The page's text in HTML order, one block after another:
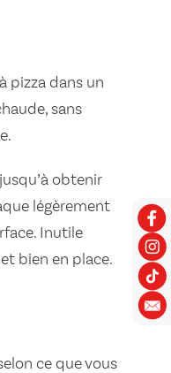
pizza dans un
sans
obtenir
légèrement
Inutile
bien en place.
ce que vous